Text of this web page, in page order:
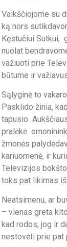
Vaikščiojome su
ką nors
Kęstučiui Sutkui,
nuolat
važiuoti prie
būtume ir
Sąlyginė to
Pasklido žinia,
tapusio
pralėkė
žmonės
kariuomenė, ir
Televizijos
toks pat likimas
Neatsimenu, ar
– vienas greta
kad rodos, jog ir
nestovėti prie pat